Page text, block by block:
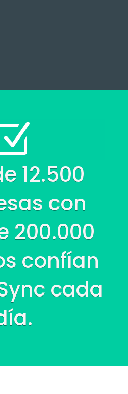
12.500
con
200.000
confían
cada